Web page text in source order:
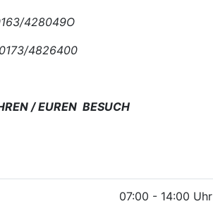
0163/428049O
4826400
/ EUREN BESUCH
07:00 - 14:00 Uhr